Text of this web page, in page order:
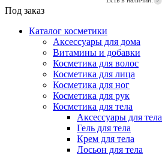
Под заказ
Каталог косметики
Аксессуары для дома
Витамины и добавки
Косметика для волос
Косметика для лица
Косметика для ног
Косметика для рук
Косметика для тела
Аксессуары для тела
Гель для тела
Крем для тела
Лосьон для тела